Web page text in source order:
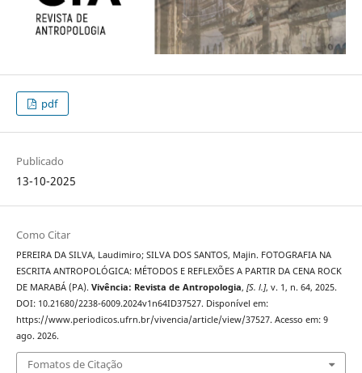
pdf
Publicado
13-10-2025
Como Citar
PEREIRA DA SILVA, Laudimiro; SILVA DOS SANTOS, Majin. FOTOGRAFIA NA
ESCRITA ANTROPOLÓGICA: MÉTODOS E REFLEXÕES A PARTIR DA CENA ROCK
DE MARABÁ (PA). Vivência: Revista de Antropologia, [S. l.], v. 1, n. 64, 2025.
DOI: 10.21680/2238-6009.2024v1n64ID37527. Disponível em:
https://www.periodicos.ufrn.br/vivencia/article/view/37527. Acesso em: 9
ago. 2026.
Fomatos de Citação